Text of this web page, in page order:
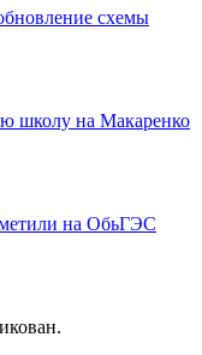
схемы
школу на Макаренко
на ОбьГЭС